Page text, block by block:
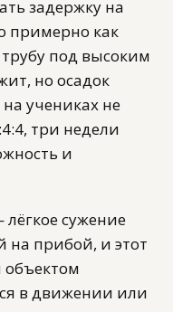
задержку на
примерно как
под высоким
но осадок
учениках не
три недели
и
сужение
на прибой, и этот
объектом
в движении или